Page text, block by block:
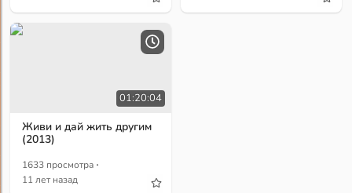
01:20:04
Живи и дай жить другим
(2013)
1633 просмотра ·
11 лет назад